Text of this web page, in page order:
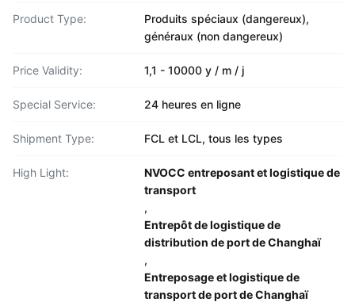
Product Type:
Produits spéciaux (dangereux),
généraux (non dangereux)
Price Validity: 1,1 - 10000 y / m / j
Special Service: 24 heures en ligne
Shipment Type: FCL et LCL, tous les types
High Light:
NVOCC entreposant et logistique de
transport
,
Entrepôt de logistique de
distribution de port de Changhaï
,
Entreposage et logistique de
transport de port de Changhaï